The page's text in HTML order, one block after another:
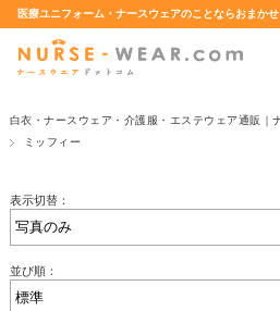
医療ユニフォーム・ナースウェアのことならおまかせ
白衣・ナースウェア・介護服・エステウェア通販｜
ミッフィー
表示切替：
並び順：